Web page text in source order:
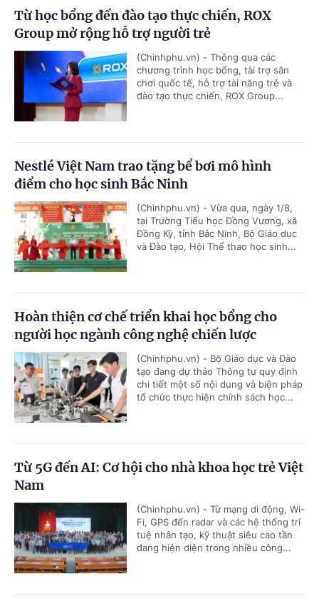
Từ học bổng đến đào tạo thực chiến, ROX
Group mở rộng hỗ trợ người trẻ
(Chinhphu.vn) - Thông qua các
chương trình học bổng, tài trợ sân
chơi quốc tế, hỗ trợ tài năng trẻ và
đào tạo thực chiến, ROX Group...
Nestlé Việt Nam trao tặng bể bơi mô hình
điểm cho học sinh Bắc Ninh
(Chinhphu.vn) - Vừa qua, ngày 1/8,
tại Trường Tiểu học Đồng Vương, xã
Đồng Kỳ, tỉnh Bắc Ninh, Bộ Giáo dục
và Đào tạo, Hội Thể thao học sinh...
Hoàn thiện cơ chế triển khai học bổng cho
người học ngành công nghệ chiến lược
(Chinhphu.vn) - Bộ Giáo dục và Đào
tạo đang dự thảo Thông tư quy định
chi tiết một số nội dung và biện pháp
tổ chức thực hiện chính sách học...
Từ 5G đến AI: Cơ hội cho nhà khoa học trẻ Việt
Nam
(Chinhphu.vn) - Từ mạng di động, Wi-
Fi, GPS đến radar và các hệ thống trí
tuệ nhân tạo, kỹ thuật siêu cao tần
đang hiện diện trong nhiều công...